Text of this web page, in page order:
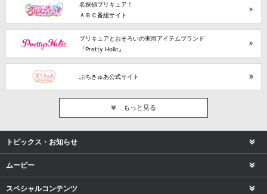
名探偵プリキュア！
ＡＢＣ番組サイト
プリキュアとおそろいの実用アイテムブランド
『Pretty Holic』
ぷちきゅあ公式サイト
もっと見る
トピックス・お知らせ
ムービー
スペシャルコンテンツ